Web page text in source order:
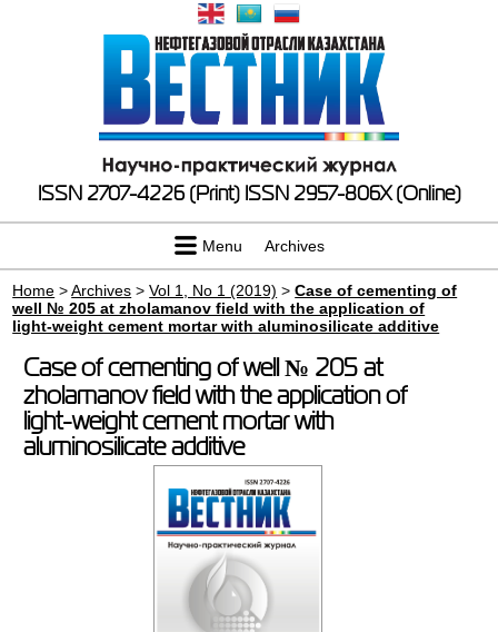
ISSN 2707-4226 (Print) ISSN 2957-806X (Online)
Menu Archives
Home >Archives >Vol 1, No 1 (2019) >Case of cementing of
well № 205 at zholamanov field with the application of
light-weight cement mortar with aluminosilicate additive
Case of cementing of well № 205 at
zholamanov field with the application of
light-weight cement mortar with
aluminosilicate additive